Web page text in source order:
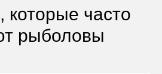
которые часто
рыболовы